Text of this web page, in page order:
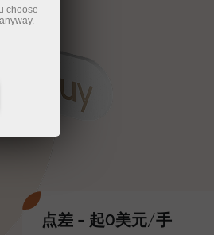
点差 - 起0美元/手
choose